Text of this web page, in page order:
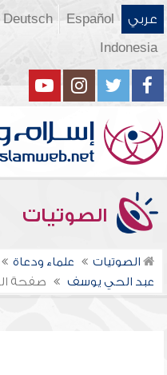
عربي Español
Deutsch
Indonesia
الصوتيات
الصوتيات علماء ودعاة
عبد الحي يوسف
صفحة